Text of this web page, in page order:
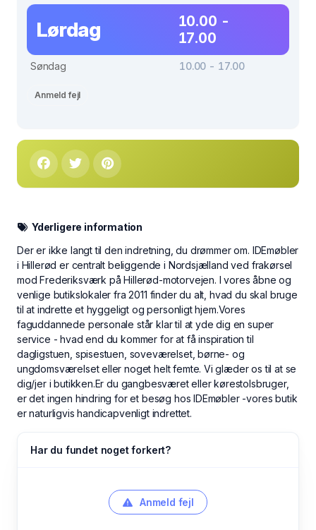
Lørdag
10.00 -
17.00
Søndag 10.00 - 17.00
Anmeld fejl
Yderligere information
Der er ikke langt til den indretning, du drømmer om. IDEmøbler
i Hillerød er centralt beliggende i Nordsjælland ved frakørsel
mod Frederiksværk på Hillerød-motorvejen. I vores åbne og
venlige butikslokaler fra 2011 finder du alt, hvad du skal bruge
til at indrette et hyggeligt og personligt hjem.Vores
faguddannede personale står klar til at yde dig en super
service - hvad end du kommer for at få inspiration til
dagligstuen, spisestuen, soveværelset, børne- og
ungdomsværelset eller noget helt femte. Vi glæder os til at se
dig/jer i butikken.Er du gangbesværet eller kørestolsbruger,
er det ingen hindring for et besøg hos IDEmøbler -vores butik
er naturligvis handicapvenligt indrettet.
Har du fundet noget forkert?
Anmeld fejl